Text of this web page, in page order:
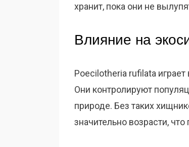
хранит, пока они не
Влияние на
Poecilotheria rufilata
Они контролируют
природе. Без таких
значительно возрасти,